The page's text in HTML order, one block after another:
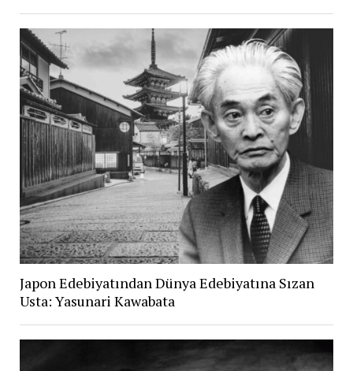
Japon Edebiyatından Dünya Edebiyatına Sızan
Usta: Yasunari Kawabata